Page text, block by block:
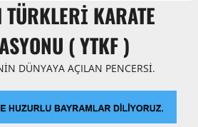
KARATE
( YTKF )
DÜNYAYA AÇILAN PENCERSI.